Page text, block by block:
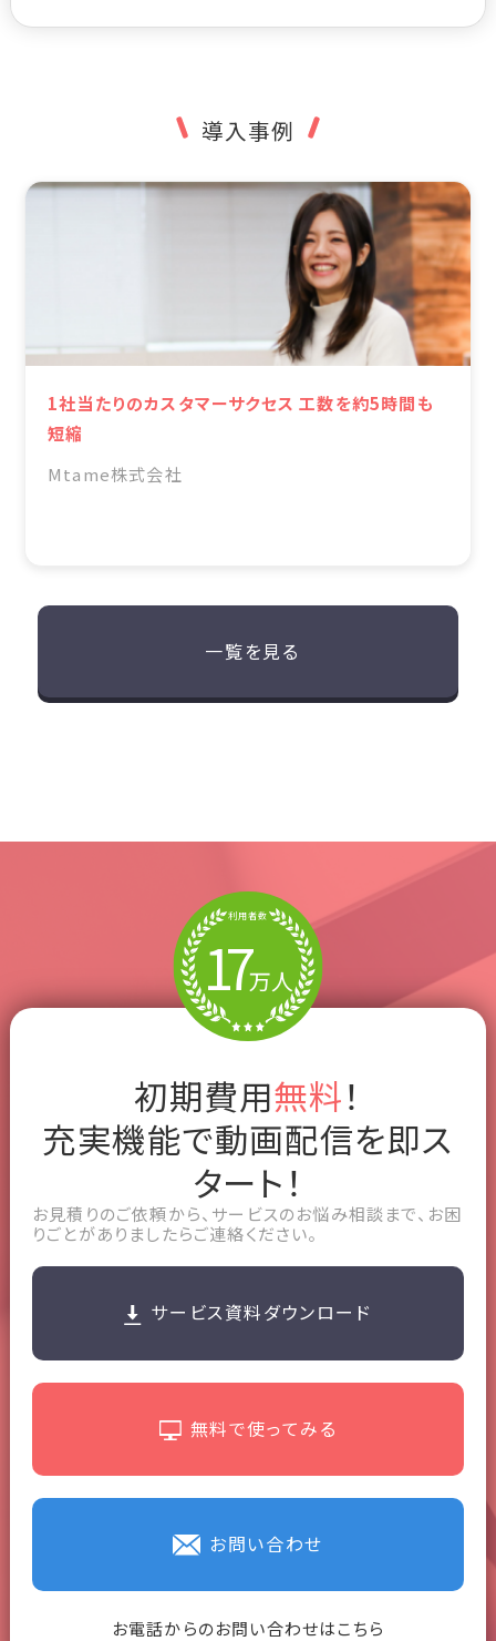
導入事例
1社当たりのカスタマーサクセス 工数を約5時間も
短縮
Mtame株式会社
一覧を見る
利用者数
17万人
初期費用無料！
充実機能で動画配信を即ス
タート！
お⾒積りのご依頼から、サービスのお悩み相談まで、お困
りごとがありましたらご連絡ください。
サービス資料ダウンロード
無料で使ってみる
お問い合わせ
お電話からのお問い合わせはこちら